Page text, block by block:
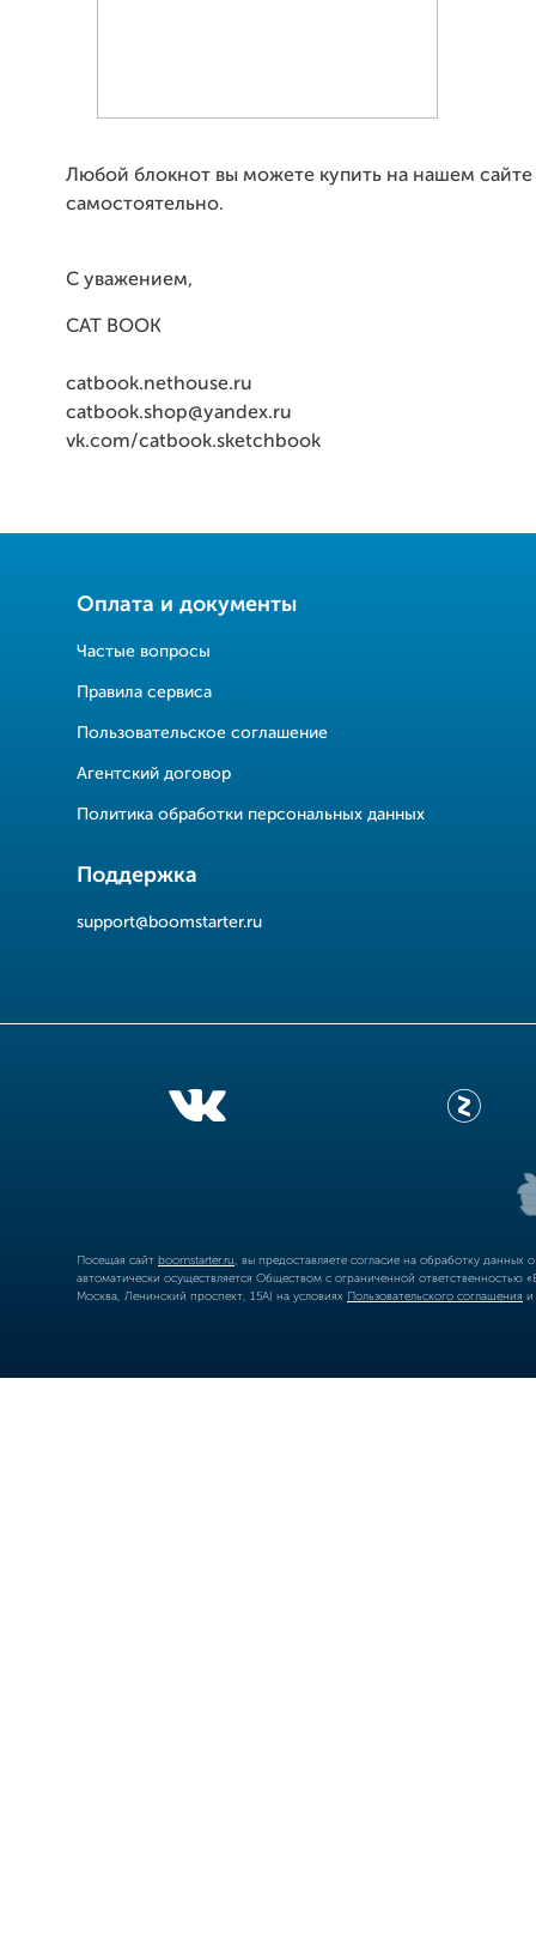
Любой блокнот вы можете купить на нашем сайте
самостоятельно.
С уважением,
CAT BOOK
catbook.nethouse.ru
catbook.shop@yandex.ru
vk.com/catbook.sketchbook
Оплата и документы
Частые вопросы
Правила сервиса
Пользовательское соглашение
Агентский договор
Политика обработки персональных данных
Поддержка
support@boomstarter.ru
Посещая сайт boomstarter.ru , вы предоставляете согласие на обработку
автоматически осуществляется Обществом с ограниченной
Москва, Ленинский проспект, 15А) на условиях Пользовательского соглашения и